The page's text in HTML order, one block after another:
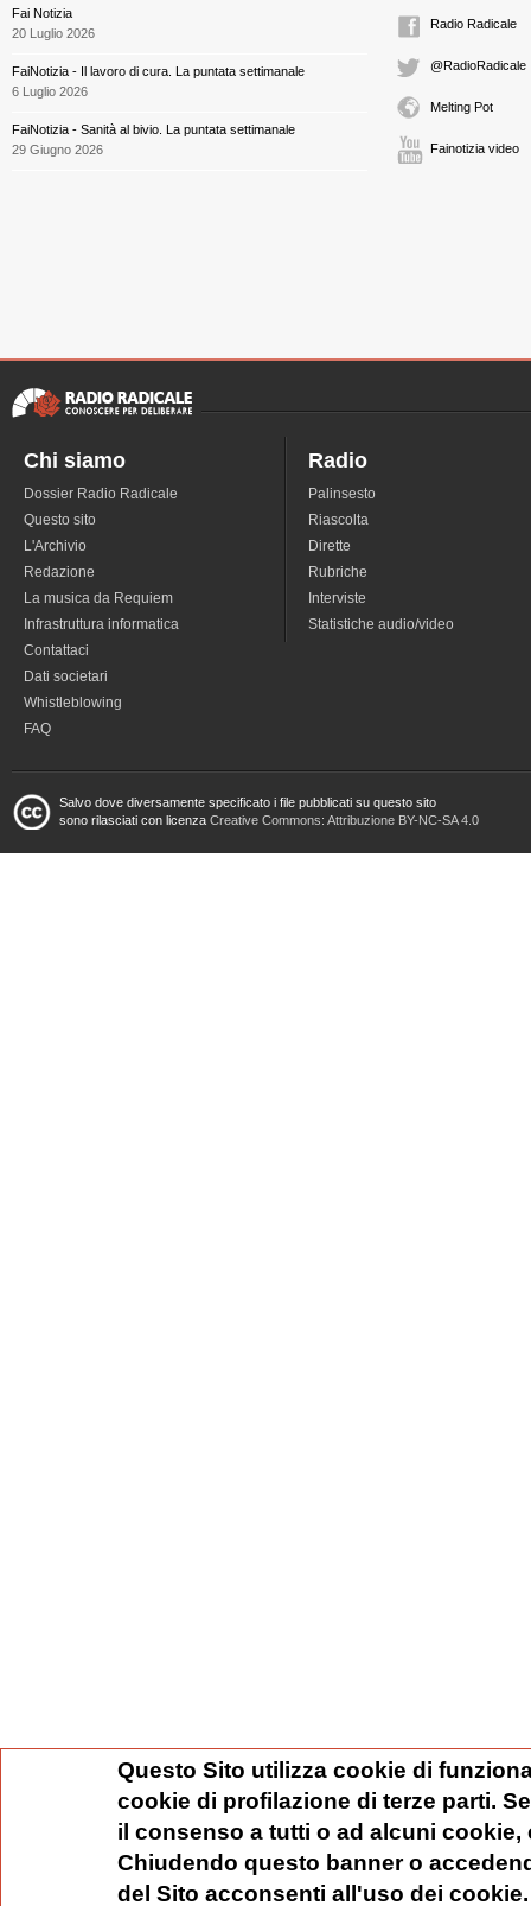
Fai Notizia
20 Luglio 2026
FaiNotizia - Il lavoro di cura. La puntata settimanale
6 Luglio 2026
FaiNotizia - Sanità al bivio. La puntata settimanale
29 Giugno 2026
Radio Radicale
@RadioRadicale
Melting Pot
Fainotizia video
Chi siamo
Dossier Radio Radicale
Questo sito
L'Archivio
Redazione
La musica da Requiem
Infrastruttura informatica
Contattaci
Dati societari
Whistleblowing
FAQ
Radio
Palinsesto
Riascolta
Dirette
Rubriche
Interviste
Statistiche audio/video
Salvo dove diversamente specificato i file pubblicati su questo sito
sono rilasciati con licenza Creative Commons: Attribuzione BY-NC-SA 4.0
Questo Sito utilizza cookie di
cookie di profilazione di terze parti.
il consenso a tutti o ad alcuni
Chiudendo questo banner o
del Sito acconsenti all'uso dei cookie.